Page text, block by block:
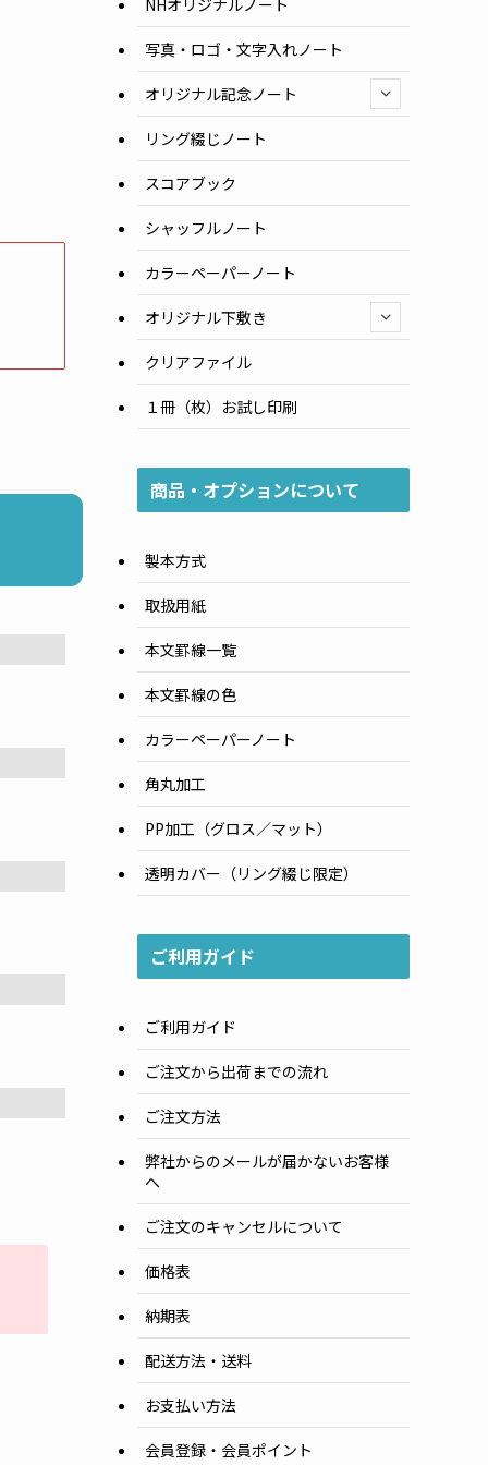
写真・ロゴ・文字入れノート
オリジナル記念ノート
リング綴じノート
スコアブック
シャッフルノート
カラーペーパーノート
オリジナル下敷き
クリアファイル
１冊（枚）お試し印刷
商品・オプションについて
製本方式
取扱用紙
本文罫線一覧
本文罫線の色
カラーペーパーノート
角丸加工
PP加工（グロス／マット）
透明カバー（リング綴じ限定）
ご利用ガイド
ご利用ガイド
ご注文から出荷までの流れ
ご注文方法
弊社からのメールが届かないお客様
へ
ご注文のキャンセルについて
価格表
納期表
配送方法・送料
お支払い方法
会員登録・会員ポイント